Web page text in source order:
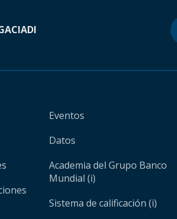
CIADI
Eventos
Datos
Academia del Grupo Banco
Mundial (i)
Sistema de calificación (i)